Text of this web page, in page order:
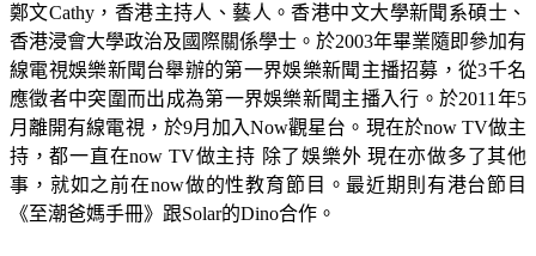
鄭文Cathy，香港主持人、藝人。香港中文大學新聞系碩士、
香港浸會大學政治及國際關係學士。於2003年畢業隨即參加有
線電視娛樂新聞台舉辦的第一界娛樂新聞主播招募，從3千名
應徵者中突圍而出成為第一界娛樂新聞主播入行。於2011年5
月離開有線電視，於9月加入Now觀星台。現在於now TV做主
持，都一直在now TV做主持 除了娛樂外 現在亦做多了其他
事，就如之前在now做的性教育節目。最近期則有港台節目
《至潮爸媽手冊》跟Solar的Dino合作。